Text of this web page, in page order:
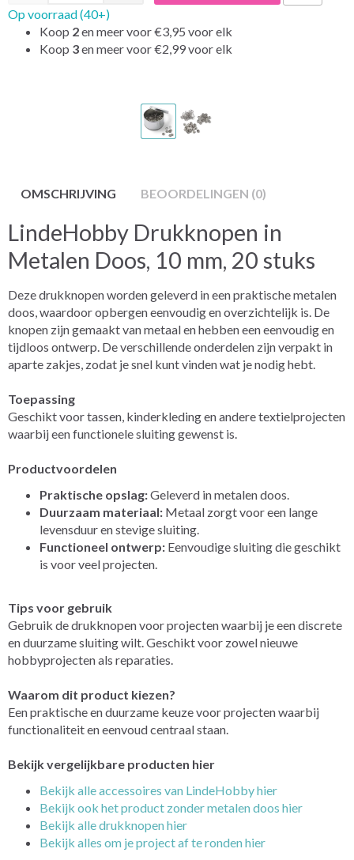
Op voorraad (40+)
Koop 2en meer voor€3,95 voor elk
Koop 3en meer voor€2,99voor elk
OMSCHRIJVING BEOORDELINGEN (0)
LindeHobby Drukknopen in
Metalen Doos, 10 mm, 20 stuks
Deze drukknopen worden geleverd in een praktische metalen
doos, waardoor opbergen eenvoudig en overzichtelijk is. De
knopen zijn gemaakt van metaal en hebben een eenvoudig en
tijdloos ontwerp. De verschillende onderdelen zijn verpakt in
aparte zakjes, zodat je snel kunt vinden wat je nodig hebt.
Toepassing
Geschikt voor tassen, kinderkleding en andere textielprojecten
waarbij een functionele sluiting gewenst is.
Productvoordelen
Praktische opslag:Geleverd in metalen doos.
Duurzaam materiaal: Metaal zorgt voor een lange
levensduur en stevige sluiting.
Functioneel ontwerp: Eenvoudige sluiting die geschikt
is voor veel projecten.
Tips voor gebruik
Gebruik de drukknopen voor projecten waarbij je een discrete
en duurzame sluiting wilt. Geschikt voor zowel nieuwe
hobbyprojecten als reparaties.
Waarom dit product kiezen?
Een praktische en duurzame keuze voor projecten waarbij
functionaliteit en eenvoud centraal staan.
Bekijk vergelijkbare producten hier
Bekijk alle accessoires van LindeHobby hier
Bekijk ook het product zonder metalen doos hier
Bekijk alle drukknopen hier
Bekijk alles om je project af te ronden hier